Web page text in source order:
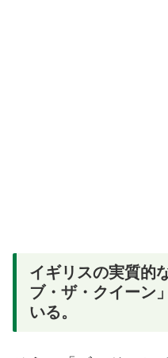
イギリスの実質的
ブ・ザ・クイーン
いる。